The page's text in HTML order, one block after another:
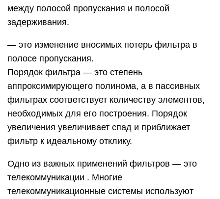
между полосой пропускания и полосой
задерживания.
— это изменение вносимых потерь фильтра в
полосе пропускания.
Порядок фильтра — это степень
аппроксимирующего полинома, а в пассивных
фильтрах соответствует количеству элементов,
необходимых для его построения. Порядок
увеличения увеличивает спад и приближает
фильтр к идеальному отклику.
Одно из важных применений фильтров — это
телекоммуникации . Многие
телекоммуникационные системы используют